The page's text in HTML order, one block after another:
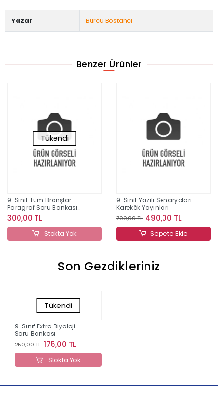
Yazar Burcu Bostancı
Benzer Ürünler
Tükendi
9. Sınıf Tüm Branşlar
Paragraf Soru Bankası
Editör Yayınları
300,00 TL
Stokta Yok
9. Sınıf Yazılı Senaryoları
Karekök Yayınları
700,00 TL 490,00 TL
Sepete Ekle
Son Gezdikleriniz
Tükendi
9. Sınıf Extra Biyoloji
Soru Bankası
250,00 TL 175,00 TL
Stokta Yok